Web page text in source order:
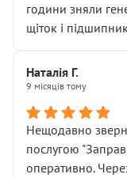
години зняли
щіток і
Наталія Г.
9 місяців тому
Нещодавно
послугою
оперативно.